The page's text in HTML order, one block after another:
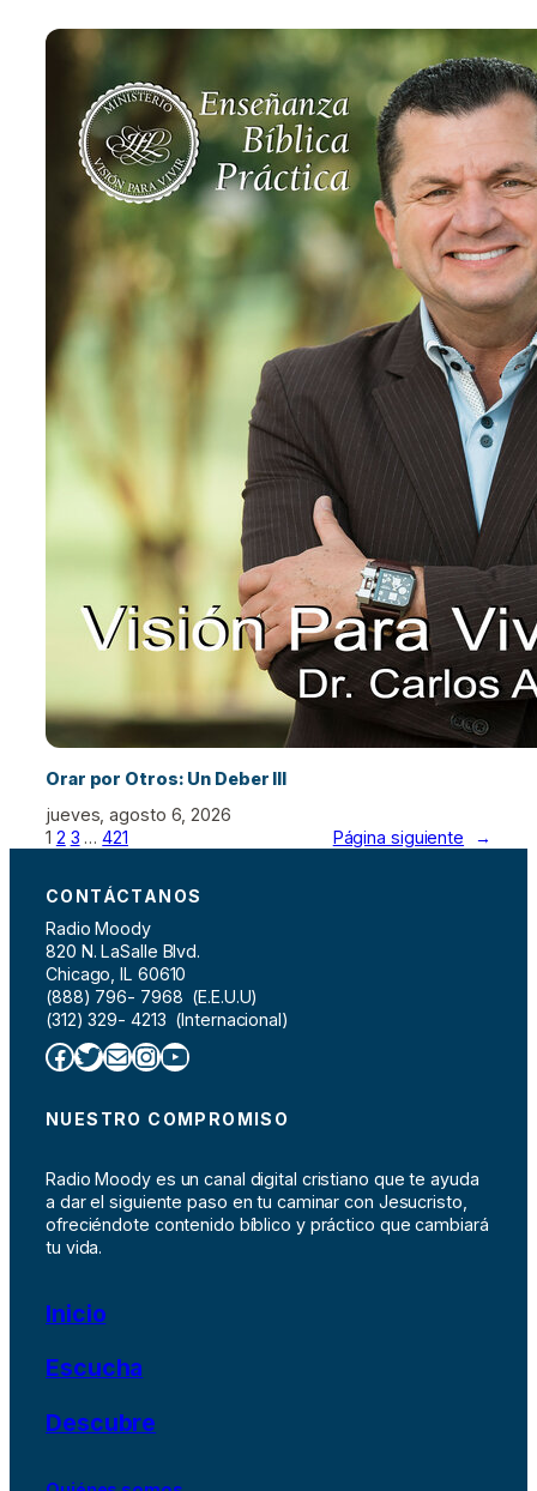
Orar por Otros: Un Deber III
jueves, agosto 6, 2026
1 2 3 … 421 Página siguiente →
CONTÁCTANOS
Radio Moody
820 N. LaSalle Blvd.
Chicago, IL 60610
(888) 796- 7968 (E.E.U.U)
(312) 329- 4213 (Internacional)
Facebook Twitter Correo electrónico InstagramYouTube
NUESTRO COMPROMISO
Radio Moody es un canal digital cristiano que te ayuda
a dar el siguiente paso en tu caminar con Jesucristo,
ofreciéndote contenido bíblico y práctico que cambiará
tu vida.
Inicio
Escucha
Descubre